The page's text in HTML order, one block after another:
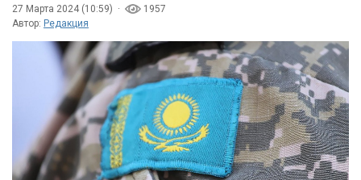
27 Марта 2024 (10:59) ·
1957
Автор: Редакция